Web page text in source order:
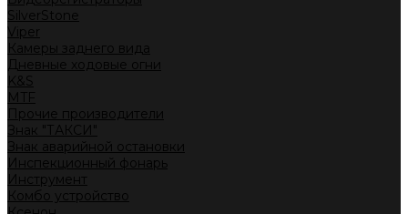
SilverStone
Viper
Камеры заднего вида
Дневные ходовые огни
K&S
MTF
Прочие производители
Знак "ТАКСИ"
Знак аварийной остановки
Инспекционный фонарь
Инструмент
Комбо устройство